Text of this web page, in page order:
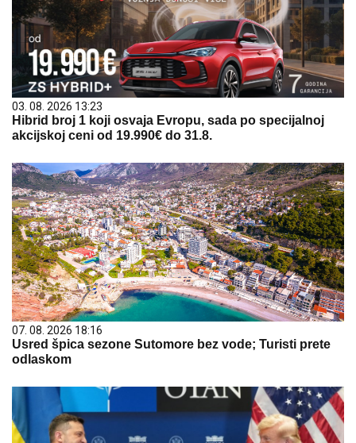
03. 08. 2026 13:23
Hibrid broj 1 koji osvaja Evropu, sada po specijalnoj
akcijskoj ceni od 19.990€ do 31.8.
07. 08. 2026 18:16
Usred špica sezone Sutomore bez vode; Turisti prete
odlaskom